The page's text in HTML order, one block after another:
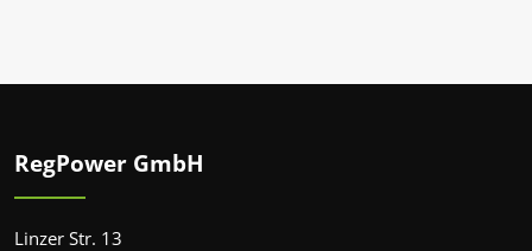
RegPower GmbH
Linzer Str. 13